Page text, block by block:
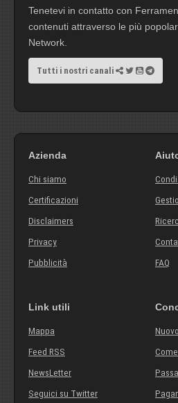
Tenetevi in contatto con
contenuti attraverso le più
Network.
Tutti i nostri canali
Azienda
Chi siamo
Certificazioni
Disclaimers
Privacy
Pubblicità
FAQ
Link utili
Mappa
Feed RSS
NewsLetter
Seguici su Twitter